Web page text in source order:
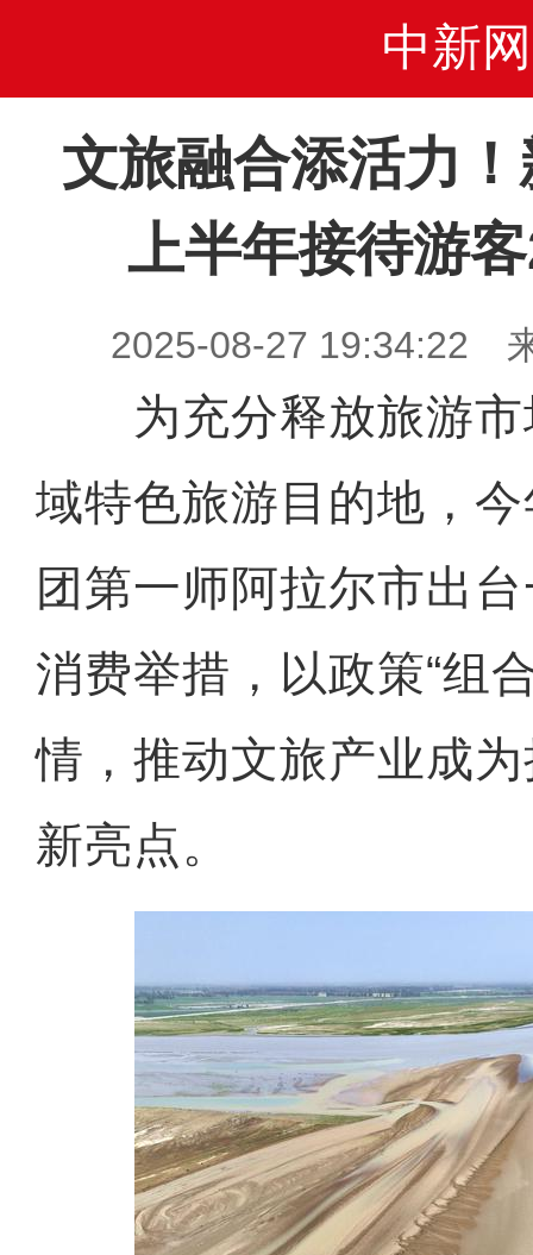
中新网
文旅融合添活力
上半年接待游
2025-08-27 19:34:22
为充分释放旅游市
域特色旅游目的地，
团第一师阿拉尔市出
消费举措，以政策“组
情，推动文旅产业成
新亮点。